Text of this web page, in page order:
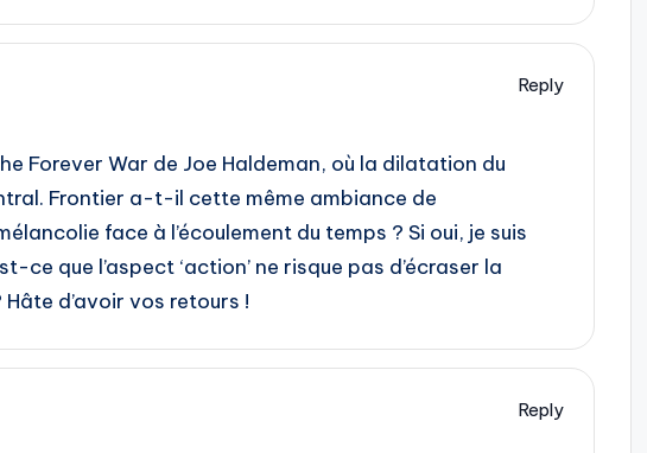
Reply
Forever War de Joe Haldeman, où la dilatation du
Frontier a-t-il cette même ambiance de
face à l’écoulement du temps ? Si oui, je suis
ce que l’aspect ‘action’ ne risque pas d’écraser la
d’avoir vos retours !
Reply